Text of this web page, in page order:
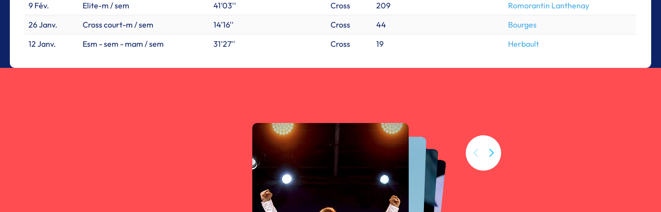
9 Fév.
Elite-m / sem 41'03'' Cross 209
Romorantin Lanthenay
26 Janv.
Cross court-m / sem 14'16'' Cross 44
Bourges
12 Janv.
Esm - sem - mam / sem 31'27'' Cross 19 Herbault